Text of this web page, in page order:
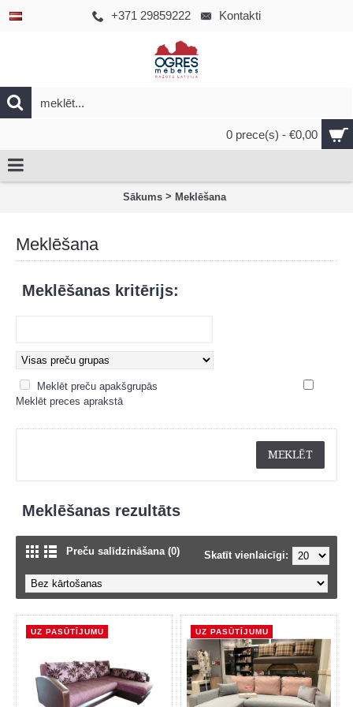
+371 29859222 Kontakti
0 prece(s) - €0,00
Sākums > Meklēšana
Meklēšana
Meklēšanas kritērijs:
Meklēt preču apakšgrupās
Meklēt preces aprakstā
Meklēšanas rezultāts
Preču salīdzināšana (0) Skatīt vienlaicīgi:
UZ PASŪTĪJUMU UZ PASŪTĪJUMU